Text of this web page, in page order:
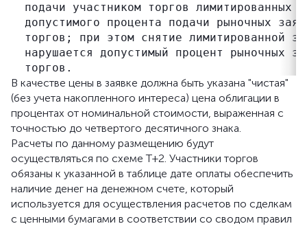
подачи участником торгов лимитированных
допустимого процента подачи рыночных
торгов; при этом снятие лимитированной
нарушается допустимый процент рыночных
В качестве цены в заявке должна быть указана "чистая"
(без учета накопленного интереса) цена облигации в
процентах от номинальной стоимости, выраженная с
точностью до четвертого десятичного знака.
Расчеты по данному размещению будут
осуществляться по схеме Т+2. Участники торгов
обязаны к указанной в таблице дате оплаты обеспечить
наличие денег на денежном счете, который
используется для осуществления расчетов по сделкам
с ценными бумагами в соответствии со сводом правил